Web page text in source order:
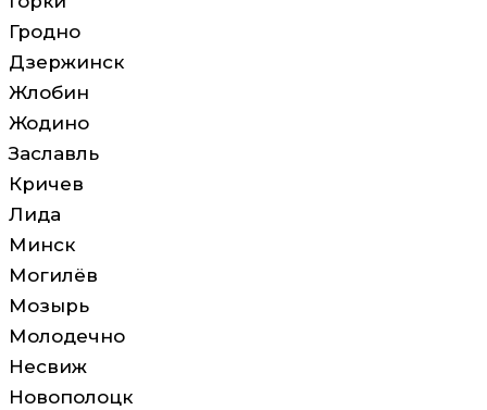
Гродно
Дзержинск
Жлобин
Жодино
Заславль
Кричев
Лида
Минск
Могилёв
Мозырь
Молодечно
Несвиж
Новополоцк